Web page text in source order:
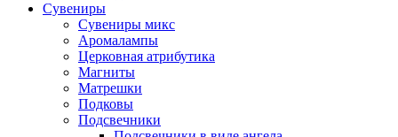
Сувениры
Сувениры микс
Аромалампы
Церковная атрибутика
Магниты
Матрешки
Подковы
Подсвечники